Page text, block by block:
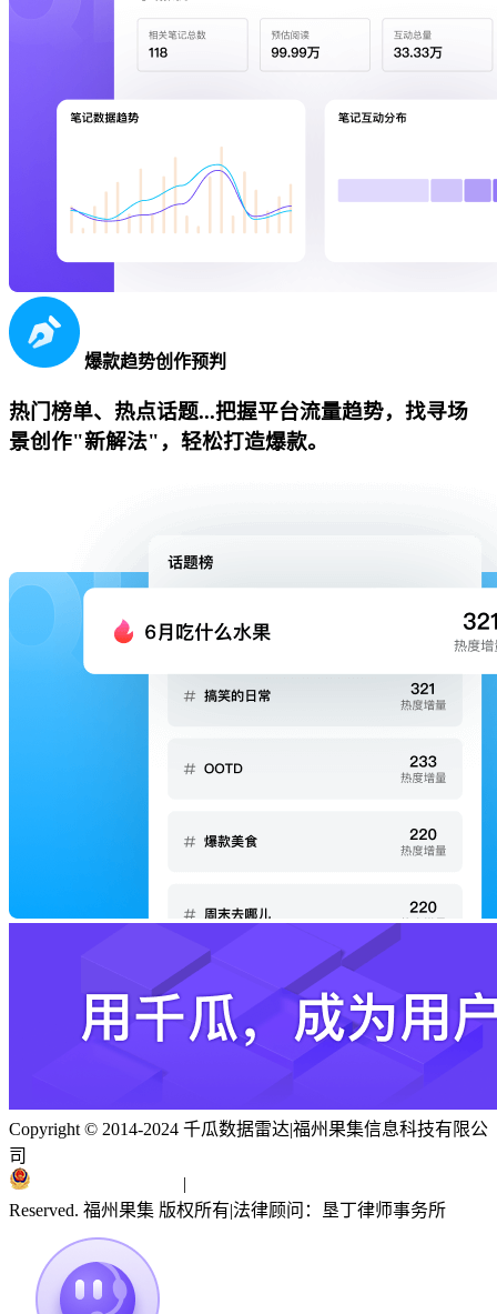
爆款趋势创作预判
热门榜单、热点话题...把握平台流量趋势，找寻场
景创作"新解法"，轻松打造爆款。
Copyright © 2014-2024 千瓜数据雷达|福州果集信息科技有限公
司
|
Reserved. 福州果集 版权所有|法律顾问：垦丁律师事务所